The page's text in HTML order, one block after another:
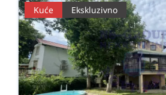
Kuće Ekskluzivno